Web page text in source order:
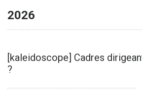
2026
[kaleidoscope] Cadres
?